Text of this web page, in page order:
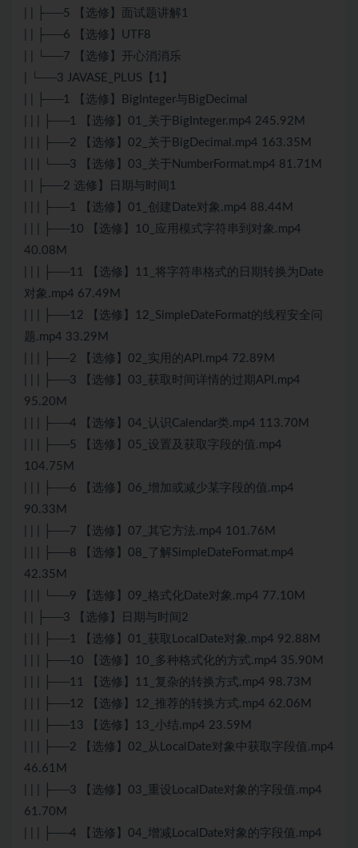
| | ├──5 【选修】面试题讲解1
| | ├──6 【选修】UTF8
| | └──7 【选修】开心消消乐
| └──3 JAVASE_PLUS【1】
| | ├──1 【选修】BigInteger与BigDecimal
| | | ├──1 【选修】01_关于BigInteger.mp4 245.92M
| | | ├──2 【选修】02_关于BigDecimal.mp4 163.35M
| | | └──3 【选修】03_关于NumberFormat.mp4 81.71M
| | ├──2 选修】日期与时间1
| | | ├──1 【选修】01_创建Date对象.mp4 88.44M
| | | ├──10 【选修】10_应用模式字符串到对象.mp4
40.08M
| | | ├──11 【选修】11_将字符串格式的日期转换为Date
对象.mp4 67.49M
| | | ├──12 【选修】12_SimpleDateFormat的线程安全问
题.mp4 33.29M
| | | ├──2 【选修】02_实用的API.mp4 72.89M
| | | ├──3 【选修】03_获取时间详情的过期API.mp4
95.20M
| | | ├──4 【选修】04_认识Calendar类.mp4 113.70M
| | | ├──5 【选修】05_设置及获取字段的值.mp4
104.75M
| | | ├──6 【选修】06_增加或减少某字段的值.mp4
90.33M
| | | ├──7 【选修】07_其它方法.mp4 101.76M
| | | ├──8 【选修】08_了解SimpleDateFormat.mp4
42.35M
| | | └──9 【选修】09_格式化Date对象.mp4 77.10M
| | ├──3 【选修】日期与时间2
| | | ├──1 【选修】01_获取LocalDate对象.mp4 92.88M
| | | ├──10 【选修】10_多种格式化的方式.mp4 35.90M
| | | ├──11 【选修】11_复杂的转换方式.mp4 98.73M
| | | ├──12 【选修】12_推荐的转换方式.mp4 62.06M
| | | ├──13 【选修】13_小结.mp4 23.59M
| | | ├──2 【选修】02_从LocalDate对象中获取字段值.mp4
46.61M
| | | ├──3 【选修】03_重设LocalDate对象的字段值.mp4
61.70M
| | | ├──4 【选修】04_增减LocalDate对象的字段值.mp4